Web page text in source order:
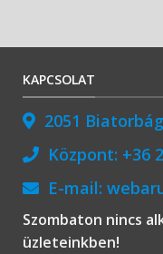
KAPCSOLAT
2051
Központ: +36
E-mail:
Szombaton nincs
üzleteinkben!